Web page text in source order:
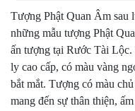
Tượng Phật Quan Âm sau
những mẫu tượng Phật
ấn tượng tại Rước Tài
ly cao cấp, có màu vàng
bắt mắt. Tượng có màu
mang đến sự thân thiện,